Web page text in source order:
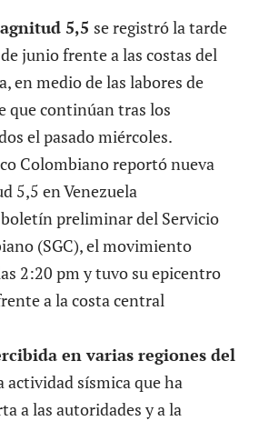
5,5 se registró la tarde
junio frente a las costas del
en medio de las labores de
que continúan tras los
el pasado miércoles.
preliminar del Servicio
(SGC), el movimiento
2:20 pm y tuvo su epicentro
a la costa central
en varias regiones del
actividad sísmica que ha
a las autoridades y a la